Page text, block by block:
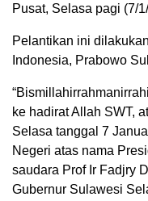
Pusat, Selasa pagi (7/
Pelantikan ini
Indonesia, Prabowo
ke hadirat Allah SWT,
Selasa tanggal 7
Negeri atas nama
saudara Prof Ir Fadjry
Gubernur Sulawesi